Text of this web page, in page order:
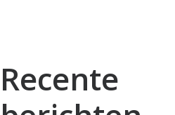
Recente